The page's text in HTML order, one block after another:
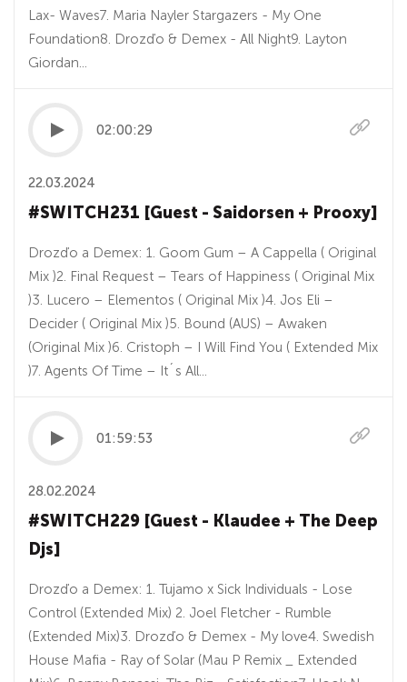
Lax- Waves7. Maria Nayler Stargazers - My One
Foundation8. Drozďo & Demex - All Night9. Layton
Giordan...
02:00:29
22.03.2024
#SWITCH231 [Guest - Saidorsen + Prooxy]
Drozďo a Demex: 1. Goom Gum – A Cappella ( Original
Mix )2. Final Request – Tears of Happiness ( Original Mix
)3. Lucero – Elementos ( Original Mix )4. Jos Eli –
Decider ( Original Mix )5. Bound (AUS) – Awaken
(Original Mix )6. Cristoph – I Will Find You ( Extended Mix
)7. Agents Of Time – It´s All...
01:59:53
28.02.2024
#SWITCH229 [Guest - Klaudee + The Deep
Djs]
Drozďo a Demex: 1. Tujamo x Sick Individuals - Lose
Control (Extended Mix) 2. Joel Fletcher - Rumble
(Extended Mix)3. Drozďo & Demex - My love4. Swedish
House Mafia - Ray of Solar (Mau P Remix _ Extended